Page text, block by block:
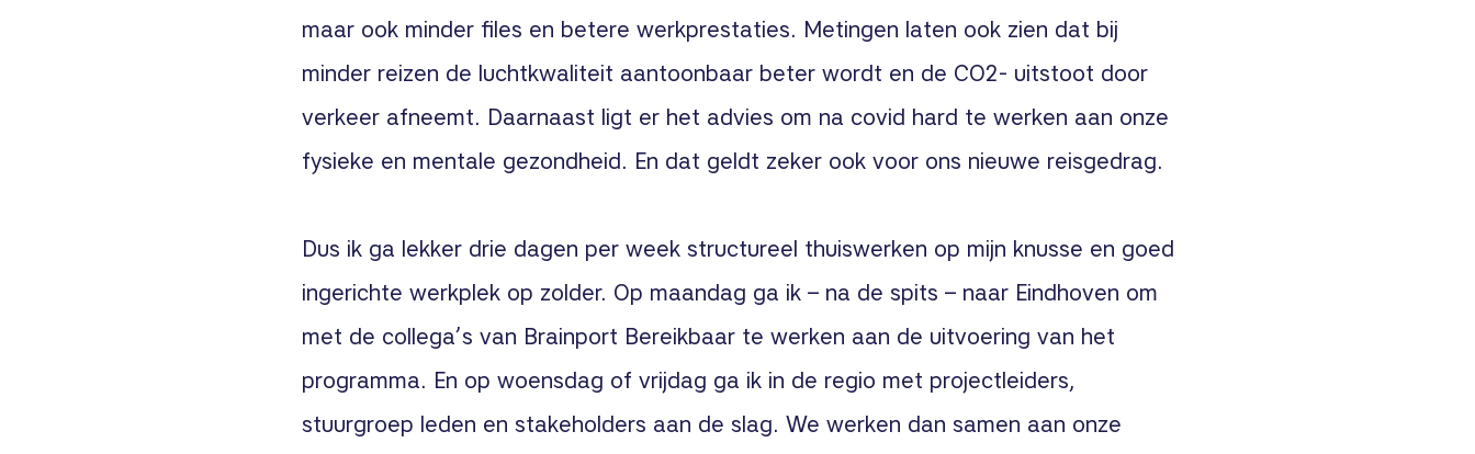
maar ook minder files en betere werkprestaties. Metingen laten ook zien dat bij
minder reizen de luchtkwaliteit aantoonbaar beter wordt en de CO2- uitstoot door
verkeer afneemt. Daarnaast ligt er het advies om na covid hard te werken aan onze
fysieke en mentale gezondheid. En dat geldt zeker ook voor ons nieuwe reisgedrag.
Dus ik ga lekker drie dagen per week structureel thuiswerken op mijn knusse en goed
ingerichte werkplek op zolder. Op maandag ga ik – na de spits – naar Eindhoven om
met de collega’s van Brainport Bereikbaar te werken aan de uitvoering van het
programma. En op woensdag of vrijdag ga ik in de regio met projectleiders,
stuurgroep leden en stakeholders aan de slag. We werken dan samen aan onze